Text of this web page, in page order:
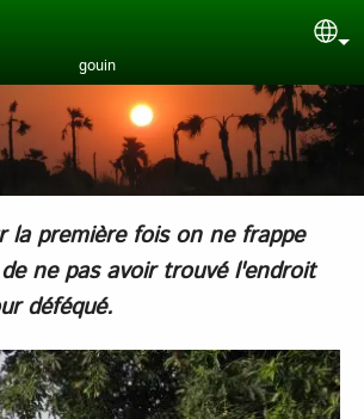
gouin
la première fois on ne frappe
ne pas avoir trouvé l'endroit
déféqué.